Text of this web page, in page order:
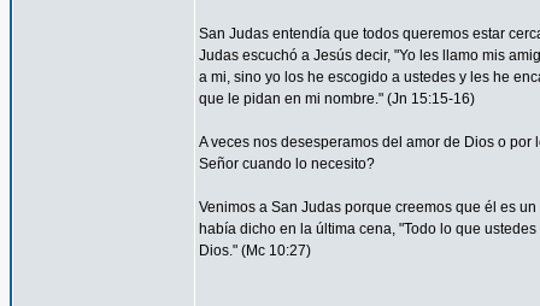
San Judas entendía que todos queremos estar
Judas escuchó a Jesús decir, "Yo les llamo mis
a mi, sino yo los he escogido a ustedes y les he
que le pidan en mi nombre." (Jn 15:15-16)
A veces nos desesperamos del amor de Dios o
Señor cuando lo necesito?
Venimos a San Judas porque creemos que él es
había dicho en la última cena, "Todo lo que
Dios." (Mc 10:27)